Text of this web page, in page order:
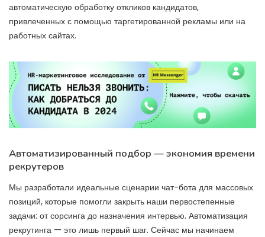
автоматическую обработку откликов кандидатов,
привлеченных с помощью таргетированной рекламы или на
работных сайтах.
Автоматизированный подбор — экономия времени
рекрутеров
Мы разработали идеальные сценарии чат-бота для массовых
позиций, которые помогли закрыть наши первостепенные
задачи: от сорсинга до назначения интервью. Автоматизация
рекрутинга — это лишь первый шаг. Сейчас мы начинаем